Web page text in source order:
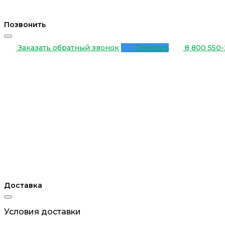
Позвонить
Заказать обратный звонок Telegram 8 800
Доставка
Условия доставки